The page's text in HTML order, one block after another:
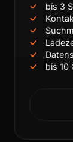
bis 3
bis 10